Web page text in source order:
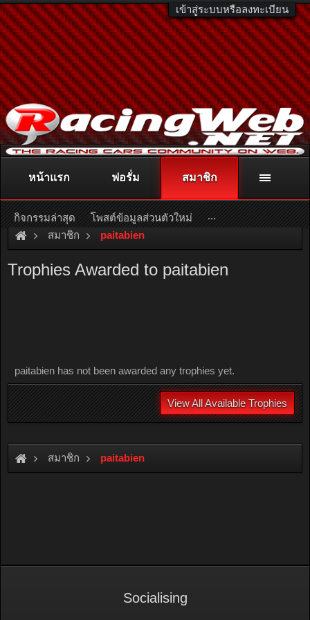
เข้าสู่ระบบหรือลงทะเบียน
ติดต่อลงโฆษณา racingweb@gmail.comหรือโทร. 081-811-1138
หรืออ่านรายละเอียดเพิ่มเติม คลิกที่นี่
สมาชิก paitabien
Trophies Awarded to paitabien
paitabien has not been awarded any trophies yet.
View All Available Trophies
สมาชิก paitabien
หน้าแรก ฟอรั่ม สมาชิก
กิจกรรมล่าสุด โพสต์ข้อมูลส่วนตัวใหม่ ...
Socialising